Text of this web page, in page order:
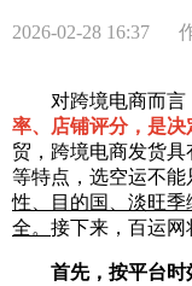
2026-02-28 16:37
对跨境电商而言
率、店铺评分，是决
贸，跨境电商发货
等特点，选空运不能
性、目的国、淡旺
全。 接下来，百运网
首先，按平台时